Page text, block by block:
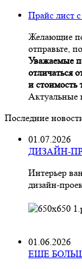
Прайс лист
Желающие
отправьте,
Уважаемые
отличаться
и стоимость
Актуальные
Последние
01.07.2026
ДИЗАЙН-
Интерьер
01.06.2026
ЕЩЕ